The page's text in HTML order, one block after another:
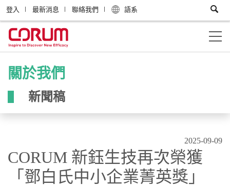
登入 最新消息 聯絡我們 語系
關於我們
新聞稿
2025-09-09
CORUM 新鈺生技再次榮獲
「鄧白氏中小企業菁英獎」